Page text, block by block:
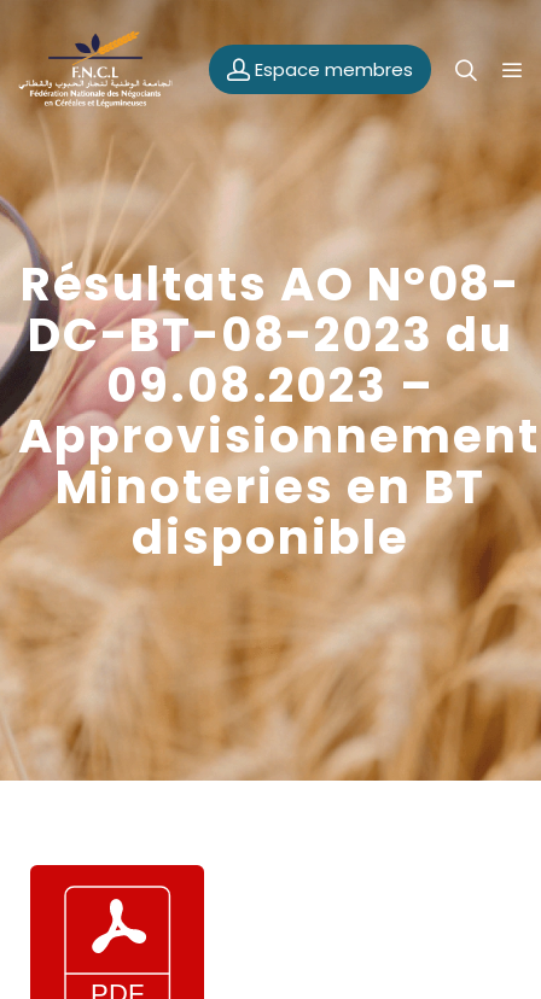
Espace membres
Résultats AO N°08-
DC-BT-08-2023 du
09.08.2023 –
Approvisionnement
Minoteries en BT
disponible